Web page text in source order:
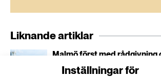
Inställningar för
Liknande artiklar
Malmö först med rådgivning
klimatanpassning